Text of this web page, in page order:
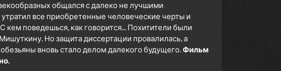
общался с далеко не лучшими
все приобретенные человеческие черты и
кем поведешься, как говорится... Похитители были
Но защита диссертации провалилась, а
вновь стало делом далекого будущего.Фильм